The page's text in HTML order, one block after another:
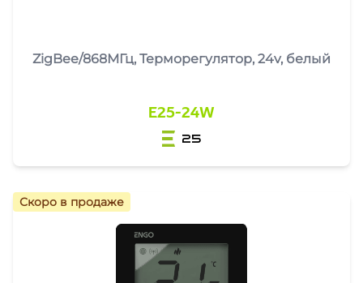
ZigBee/868МГц, Терморегулятор, 24v, белый
E25-24W
25
Скоро в продаже